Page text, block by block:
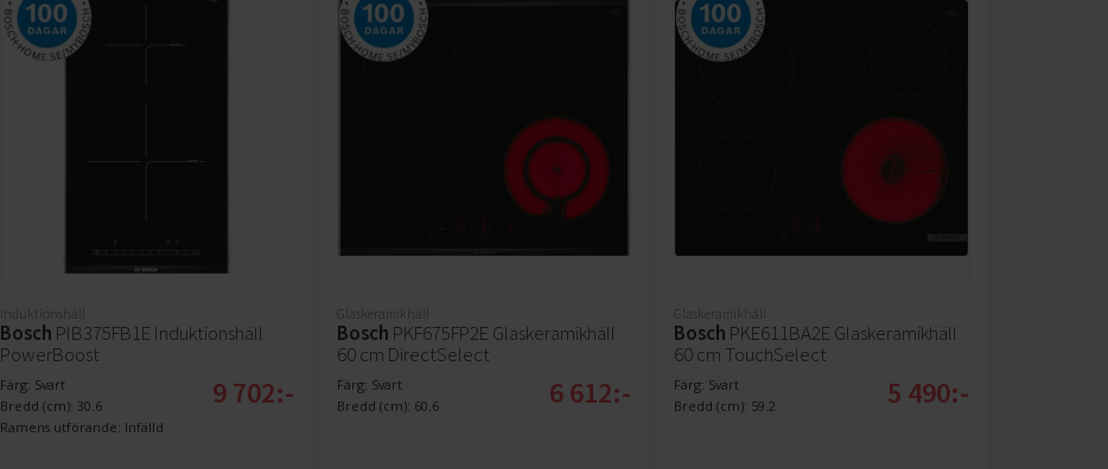
Induktionshäll
Bosch PIB375FB1E Induktionshäll
PowerBoost
Färg: Svart
Bredd (cm): 30.6
Ramens utförande: Infälld
9 702:-
Glaskeramikhäll
Bosch PKF675FP2E Glaskeramikhäll
60 cm DirectSelect
Färg: Svart
Bredd (cm): 60.6
6 612:-
Glaskeramikhäll
Bosch PKE611BA2E Glaskeramikhäll
60 cm TouchSelect
Färg: Svart
Bredd (cm): 59.2
5 490:-